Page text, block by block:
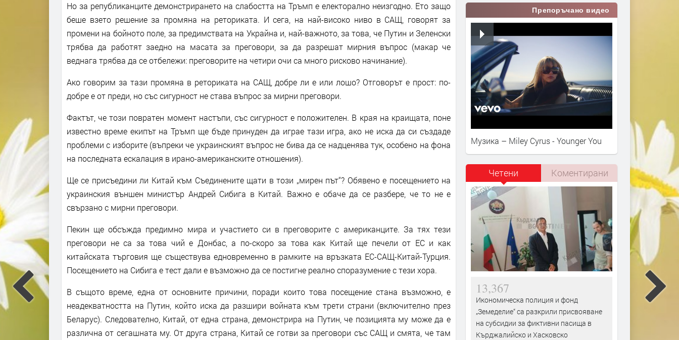
Но за републиканците демонстрирането на слабостта на Тръмп е електорално неизгодно. Ето защо
беше взето решение за промяна на реториката. И сега, на най-високо ниво в САЩ, говорят за
промени на бойното поле, за предимствата на Украйна и, най-важното, за това, че Путин и Зеленски
трябва да работят заедно на масата за преговори, за да разрешат мирния въпрос (макар че
веднага трябва да се отбележи: преговорите на четири очи са много рисково начинание).
Ако говорим за тази промяна в реториката на САЩ, добре ли е или лошо? Отговорът е прост: по-
добре е от преди, но със сигурност не става въпрос за мирни преговори.
Фактът, че този повратен момент настъпи, със сигурност е положителен. В края на краищата, поне
известно време екипът на Тръмп ще бъде принуден да играе тази игра, ако не иска да си създаде
проблеми с изборите (въпреки че украинският въпрос не бива да се надценява тук, особено на фона
на последната ескалация в ирано-американските отношения).
Ще се присъедини ли Китай към Съединените щати в този „мирен път“? Обявено е посещението на
украинския външен министър Андрей Сибига в Китай. Важно е обаче да се разбере, че то не е
свързано с мирни преговори.
Пекин ще обсъжда предимно мира и участието си в преговорите с американците. За тях тези
преговори не са за това чий е Донбас, а по-скоро за това как Китай ще печели от ЕС и как
китайската търговия ще съществува едновременно в рамките на връзката ЕС-САЩ-Китай-Турция.
Посещението на Сибига е тест дали е възможно да се постигне реално споразумение с тези хора.
В същото време, една от основните причини, поради които това посещение стана възможно, е
неадекватността на Путин, който иска да разшири войната към трети страни (включително през
Беларус). Следователно, Китай, от една страна, демонстрира на Путин, че позицията му може да е
различна от сегашната му. От друга страна, Китай се готви за преговори със САЩ и смята, че там
Препоръчано видео
Музика – Miley Cyrus - Younger You
Четени Коментирани
13,367
Икономическа полиция и фонд
„Земеделие“ са разкрили присвояване
на субсидии за фиктивни пасища в
Кърджалийско и Хасковско